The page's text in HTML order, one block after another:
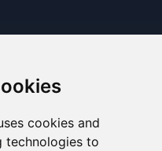
cookies and
technologies to